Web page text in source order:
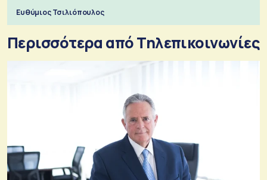
Ευθύμιος Τσιλιόπουλος
Περισσότερα από Τηλεπικοινωνίες